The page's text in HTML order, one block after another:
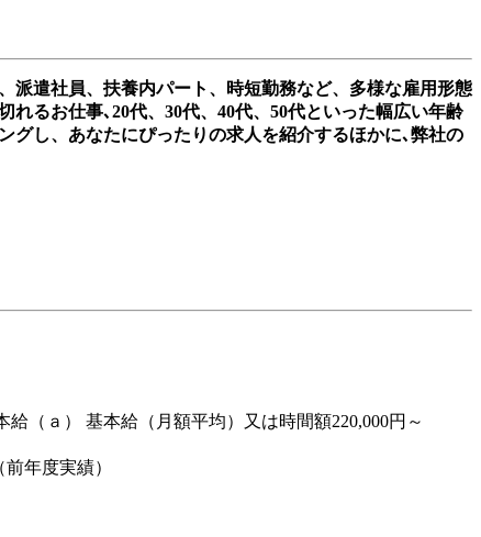
派遣社員、扶養内パート、時短勤務など、多様な雇用形態
るお仕事､20代、30代、40代、50代といった幅広い年齢
グし、あなたにぴったりの求人を紹介するほかに､弊社の
（ａ） 基本給（月額平均）又は時間額220,000円～
年度実績）